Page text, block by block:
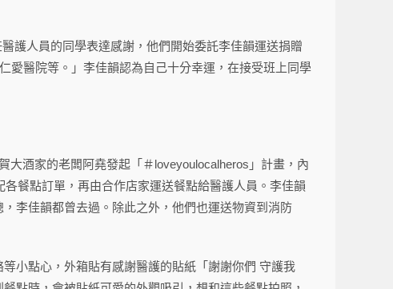
護人員的同學表達感謝，他們開始委託李佳韻運送捐贈
愛醫院等。」李佳韻認為自己十分幸運，在接受班上同學
酒家的老闆阿堯發起「＃loveyoulocalheros」計畫，內
餐點訂單，再由合作店家運送餐點給醫護人員。李佳韻
李佳韻都曾去過。除此之外，他們也運送物資到消防
小點心，外箱貼有感謝醫護的貼紙「謝謝你們 守護我